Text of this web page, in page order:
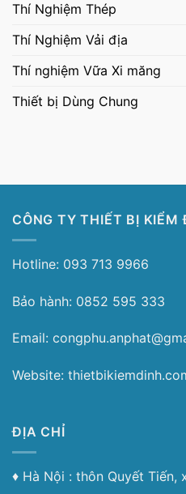
Thí Nghiệm Thép
Thí Nghiệm Vải địa
Thí nghiệm Vữa Xi măng
Thiết bị Dùng Chung
CÔNG TY THIẾT BỊ KIỂM
Hotline: 093 713 9966
Bảo hành: 0852 595 333
Email:
Website:
ĐỊA CHỈ
♦︎ Hà Nội : thôn Quyết Tiến,